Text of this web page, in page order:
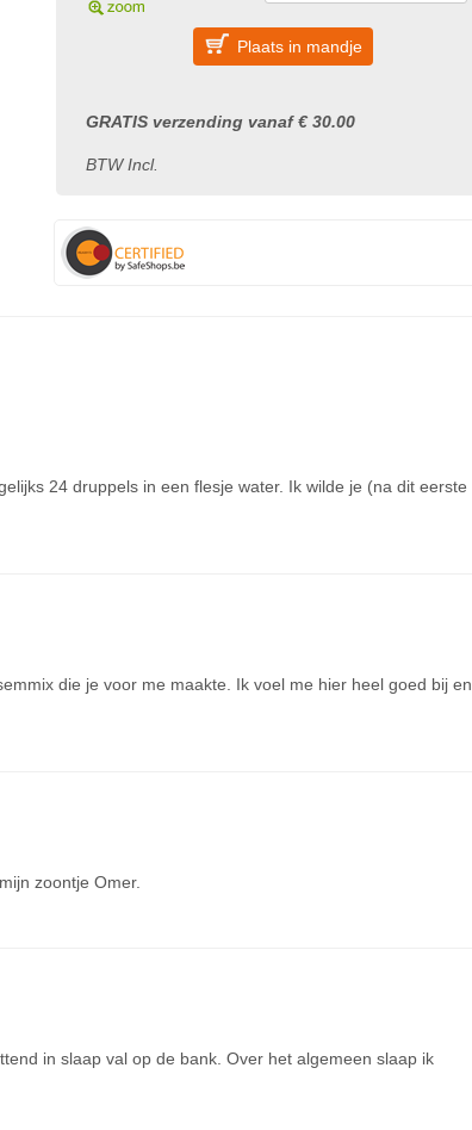
Plaats in mandje
GRATIS verzending vanaf € 30.00
BTW Incl.
24 druppels in een flesje water. Ik wilde je (na dit eerste
die je voor me maakte. Ik voel me hier heel goed bij en
zoontje Omer.
in slaap val op de bank. Over het algemeen slaap ik